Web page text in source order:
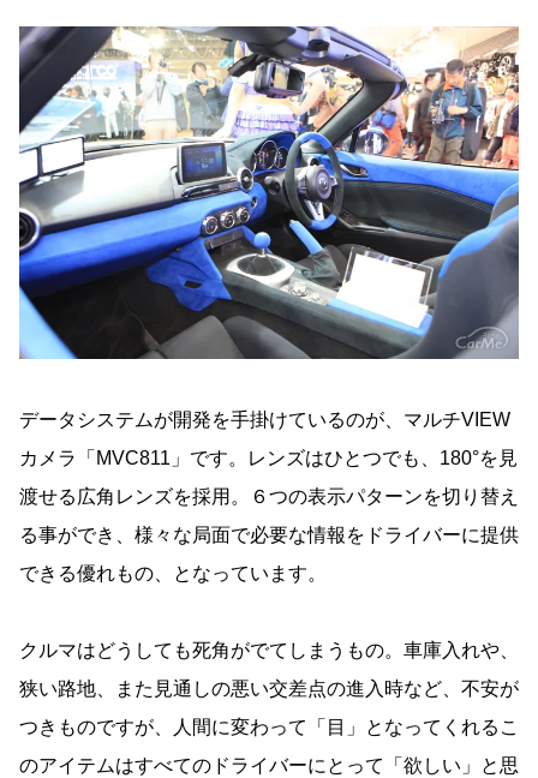
データシステムが開発を手掛けているのが、マルチVIEW
カメラ「MVC811」です。レンズはひとつでも、180°を見
渡せる広角レンズを採用。６つの表示パターンを切り替え
る事ができ、様々な局面で必要な情報をドライバーに提供
できる優れもの、となっています。
クルマはどうしても死角がでてしまうもの。車庫入れや、
狭い路地、また見通しの悪い交差点の進入時など、不安が
つきものですが、人間に変わって「目」となってくれるこ
のアイテムはすべてのドライバーにとって「欲しい」と思